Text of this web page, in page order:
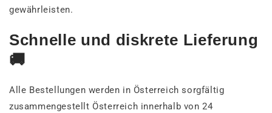
gewährleisten.
Schnelle und diskrete Lieferung
🚚
Alle Bestellungen werden in Österreich sorgfältig
zusammengestellt Österreich innerhalb von 24